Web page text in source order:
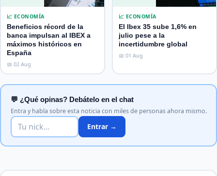
📈 ECONOMÍA
Beneficios récord de la
banca impulsan al IBEX a
máximos históricos en
España
📅 02 Aug
📈 ECONOMÍA
El Ibex 35 sube 1,6% en
julio pese a la
incertidumbre global
📅 01 Aug
💬 ¿Qué opinas? Debátelo en el chat
Entra y habla sobre esta noticia con miles de personas ahora mismo.
Entrar →